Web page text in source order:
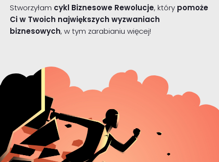
Stworzyłam cykl Biznesowe Rewolucje, który pomoże
Ci w Twoich największych wyzwaniach
biznesowych, w tym zarabianiu więcej!